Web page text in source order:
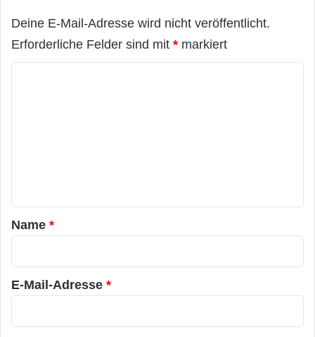
Deine E-Mail-Adresse wird nicht veröffentlicht.
Erforderliche Felder sind mit * markiert
a
r
*
Name *
E-Mail-Adresse *